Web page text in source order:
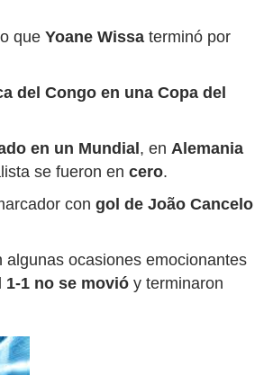
que Yoane Wissa terminó por
del Congo en una Copa del
en un Mundial, en Alemania
se fueron en cero.
con gol de João Cancelo
algunas ocasiones emocionantes
1-1 no se movió y terminaron